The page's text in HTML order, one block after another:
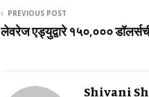
PREVIOUS POST
लेवरेज एड्युद्वारे १५०,०००
Shivani